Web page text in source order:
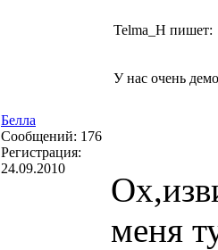
Белла
Cообщений: 176
Регистрация:
24.09.2010
Telma_H пишет:
У нас очень
меня